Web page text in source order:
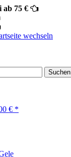
ab 75 €
Suchen
€ *